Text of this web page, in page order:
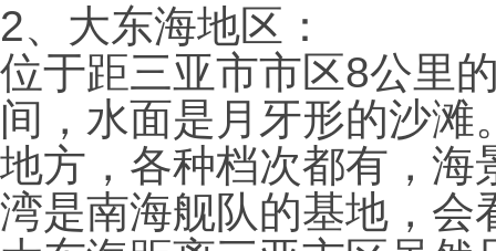
2、大东海地区：
位于距三亚市市区8公里
间，水面是月牙形的沙
地方，各种档次都有，海
湾是南海舰队的基地，会